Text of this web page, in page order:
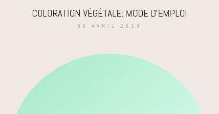
COLORATION VÉGÉTALE: MODE D’EMPLOI
30 AVRIL 2018